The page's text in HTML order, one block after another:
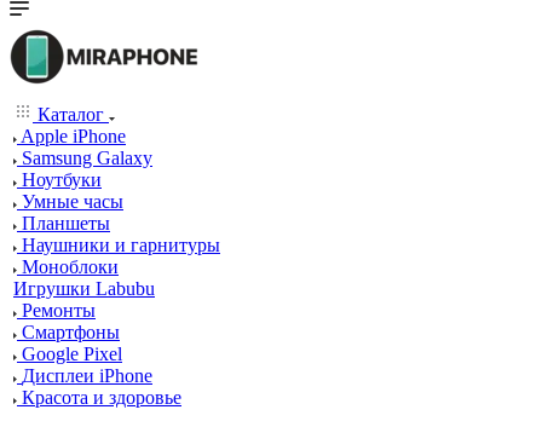
Каталог
Apple iPhone
Samsung Galaxy
Ноутбуки
Умные часы
Планшеты
Наушники и гарнитуры
Моноблоки
Игрушки Labubu
Ремонты
Смартфоны
Google Pixel
Дисплеи iPhone
Красота и здоровье